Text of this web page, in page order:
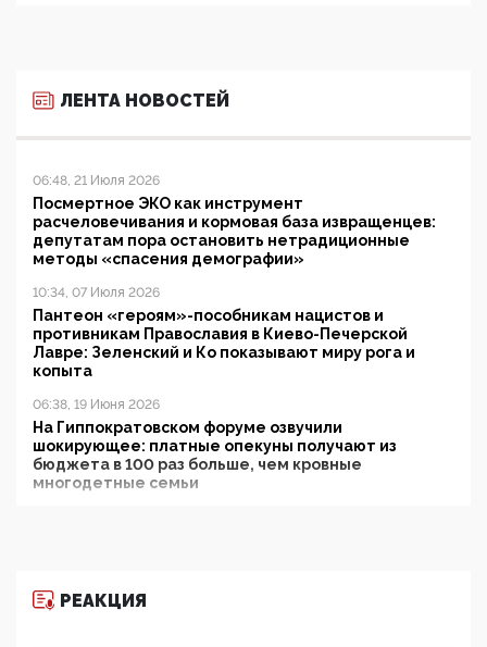
ЛЕНТА НОВОСТЕЙ
06:48, 21 Июля 2026
Посмертное ЭКО как инструмент
расчеловечивания и кормовая база извращенцев:
депутатам пора остановить нетрадиционные
методы «спасения демографии»
10:34, 07 Июля 2026
Пантеон «героям»-пособникам нацистов и
противникам Православия в Киево-Печерской
Лавре: Зеленский и Ко показывают миру рога и
копыта
06:38, 19 Июня 2026
На Гиппократовском форуме озвучили
шокирующее: платные опекуны получают из
бюджета в 100 раз больше, чем кровные
многодетные семьи
11:53, 09 Июня 2026
РЕАКЦИЯ